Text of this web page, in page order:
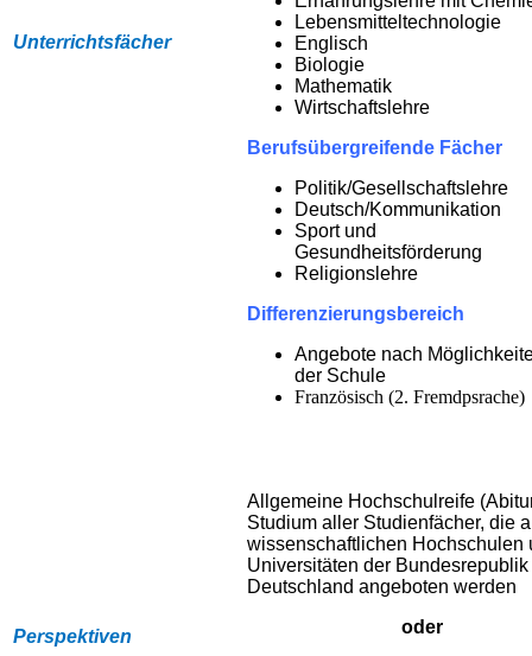
Unterrichtsfächer
Lebensmitteltechnologie
Englisch
Biologie
Mathematik
Wirtschaftslehre
Berufsübergreifende Fächer
Politik/Gesellschaftslehre
Deutsch/Kommunikation
Sport und
Gesundheitsförderung
Religionslehre
Differenzierungsbereich
Angebote nach
der Schule
Französisch (2. Fremdpsrache)
Perspektiven
Allgemeine Hochschulreife
Studium aller Studienfächer, die
wissenschaftlichen Hochschulen
Universitäten der Bundesrepublik
Deutschland angeboten werden
oder